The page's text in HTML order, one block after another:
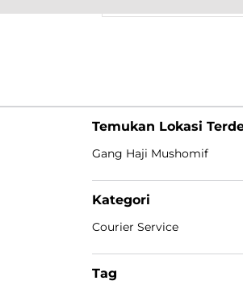
Temukan Lokasi
Gang Haji Mushomif
Kategori
Courier Service
Tag